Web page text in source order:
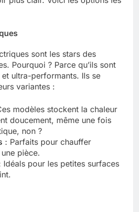
sont les stars des
Pourquoi ? Parce qu’ils sont
ultra-performants. Ils se
variantes :
modèles stockent la chaleur
doucement, même une fois
non ?
: Parfaits pour chauffer
pièce.
Idéals pour les petites surfaces